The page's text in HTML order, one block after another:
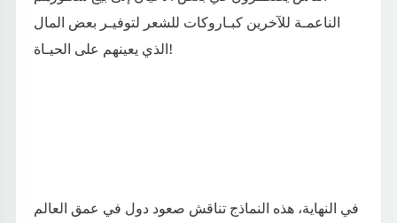
الناعمـة للآخرين كبـاروكات للشعر لتوفيـر بعض المال
الذي يعينهم على الحيـاة!
في النهاية، هذه النماذج تناقش صعود دول في عمق العالم